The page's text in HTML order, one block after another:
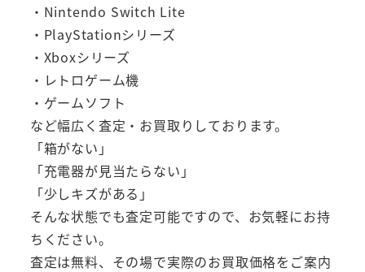
・Nintendo Switch Lite
・PlayStationシリーズ
・Xboxシリーズ
・レトロゲーム機
・ゲームソフト
など幅広く査定・お買取りしております。
「箱がない」
「充電器が見当たらない」
「少しキズがある」
そんな状態でも査定可能ですので、お気軽にお持
ちください。
査定は無料、その場で実際のお買取価格をご案内